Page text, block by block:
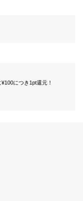
につき1pt還元！